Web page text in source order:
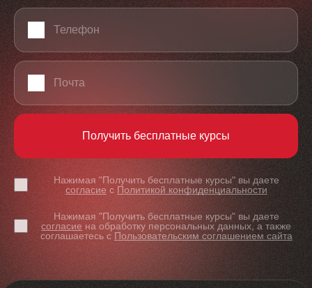
Телефон
Email
Получить бесплатные курсы
Нажимая "Получить бесплатные курсы" вы даете
согласие с Политикой конфиденциальности
Нажимая "Получить бесплатные курсы" вы даете
согласие на обработку персональных данных, а также
соглашаетесь с Пользовательским соглашением сайта